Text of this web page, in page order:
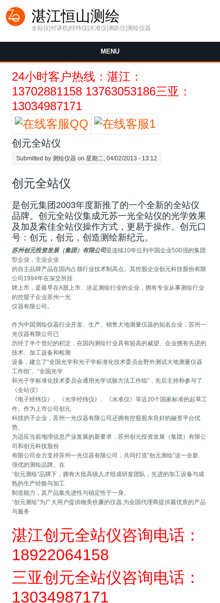
湛江恒山测绘
全站仪|对讲机|经纬仪|水准仪|测距仪|测绘仪器
MENU
24小时客户热线：湛江：
13702881158 13763053186三亚：
13034987171
创元全站仪
Submitted by测绘仪器 on 星期二, 04/02/2013 - 13:12
创元全站仪
是创元集团2003年度新推了的一个全新的全站仪
品牌。创元全站仪集成元苏一光全站仪的光学效果
及加及索佳全站仪操作方式，更易于操作。创元口
号：创元，创元，创造测绘新纪元。
苏州创元投资发展（集团）有限公司是连续10年位列中国企业500强的集团
型企业，主业企业
的自主品牌产品在国内占领行业技术制高点。其控股企业创元科技股份有限
公司1994年在深交所挂
牌上市，是最早在A股上市、涉足测绘行业的企业，拥有专业从事测绘行业
的控股子企业苏州一光
仪器有限公司。
作为中国测绘仪器行业开发、生产、销售大地测量仪器的知名企业，苏州一
光仪器有限公司已
历经了半个世纪的积淀，在国内测绘行业具有较高的威望。企业拥有先进的
技术、加工设备和检测
设备，建立了“全国光学和光子学标准化技术委员会野外测试大地测量仪器
工作组”、“全国光学
和光子学标准化技术委员会通用光学试验方法工作组”，先后主持和参与了
《全站仪》、
《电子经纬仪》、《光学经纬仪》、《水准仪》等近20个国家标准的起草工
作。作为上市公司创元
科技的子企业，苏州一光仪器有限公司还拥有控股股东良好的融资平台优
势。
为适应当前地理信息产业发展的新要求，苏州创元投资发展（集团）有限公
司和创元科技股份
有限公司全力支持苏州一光仪器有限公司，共同打造“创元测绘”这一全新、
强优的测绘品牌。在
“创元测绘”品牌下，拥有大批高级人才组成研发团队，先进的加工设备与成
熟的生产经验与加工
制造能力，其产品集先进性与稳定性于一身。
“创元测绘”为广大用户提供物美价廉的仪器,为全国代理商提供最优质的产品
与服务
湛江创元全站仪咨询电话：
18922064158
三亚创元全站仪咨询电话：
13034987171